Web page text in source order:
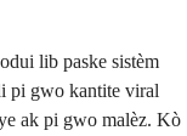
lib paske sistèm
pi gwo kantite viral
ak pi gwo malèz. Kò